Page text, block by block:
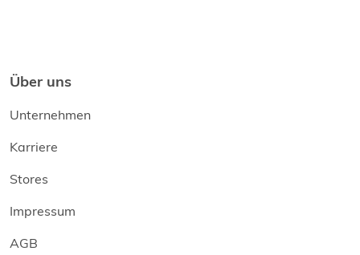
Über uns
Unternehmen
Karriere
Stores
Impressum
AGB